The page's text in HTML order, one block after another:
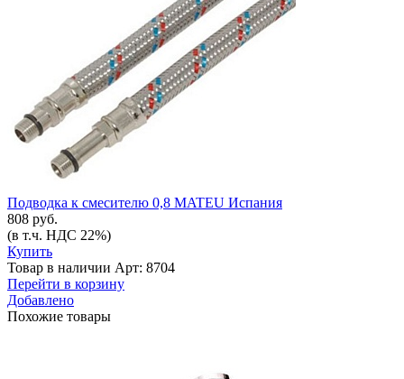
Подводка к смесителю 0,8 MATEU Испания
808 руб.
(в т.ч. НДС 22%)
Купить
Товар в наличии Арт: 8704
Перейти в корзину
Добавлено
Похожие товары